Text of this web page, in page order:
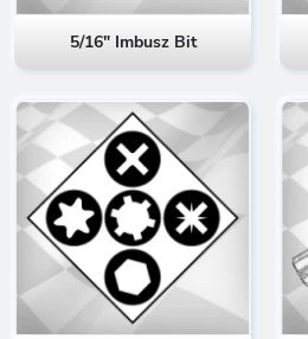
5/16" Imbusz Bit